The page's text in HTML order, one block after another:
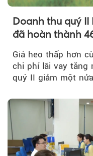
Doanh thu quý II
đã hoàn thành
Giá heo thấp hơn
chi phí lãi vay tăng
quý II giảm một